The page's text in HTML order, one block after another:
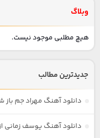
وبلاگ
هیچ مطلبی موجود نیست.
جدیدترین مطالب
دانلود آهنگ مهراد جم
دانلود آهنگ یوسف زمانی